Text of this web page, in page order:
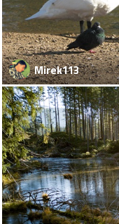
Mirek113